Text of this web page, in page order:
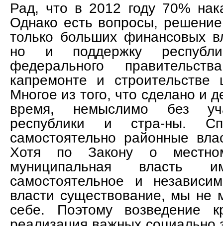
Рад, что в 2012 году 70%
Однако есть вопросы,
только больших финансовых
но и поддержку
федерального
капремонте и
Многое из того, что сделано и
время, немыслимо без
республики и стра-ны.
самостоятельно районные
Хотя по Закону о местном
муниципальная власть
самостоятельное и
власти существование, мы
себе. Поэтому возведение